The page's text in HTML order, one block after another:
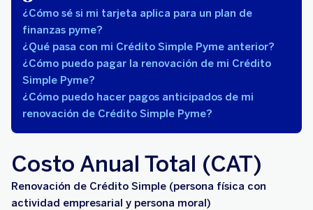
¿Cómo sé si mi tarjeta aplica para un plan de
finanzas pyme?
¿Qué pasa con mi Crédito Simple Pyme anterior?
¿Cómo puedo pagar la renovación de mi Crédito
Simple Pyme?
¿Cómo puedo hacer pagos anticipados de mi
renovación de Crédito Simple Pyme?
Costo Anual Total (CAT)
Renovación de Crédito Simple (persona física con
actividad empresarial y persona moral)